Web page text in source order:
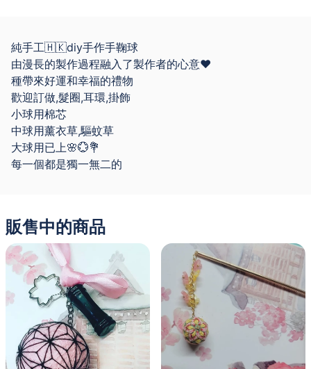
純手工🇭🇰diy手作手鞠球
由漫長的製作過程融入了製作者的心意❤
種帶來好運和幸福的禮物
歡迎訂做,髮圈,耳環,掛飾
小球用棉芯
中球用薰衣草,驅蚊草
大球用已上🌸💮💐
每一個都是獨一無二的
販售中的商品